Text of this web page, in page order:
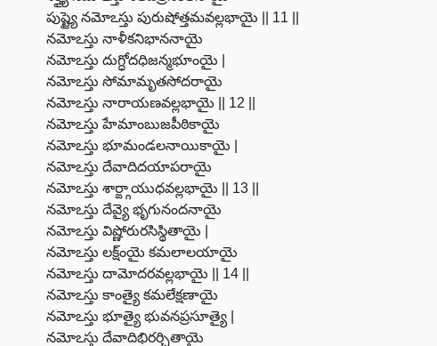
పుష్ట్యై నమోఽస్తు పురుషోత్తమవల్లభాయై || 11 ||
నమోఽస్తు నాళీకనిభాననాయై
నమోఽస్తు దుగ్ధోదధిజన్మభూంయై |
నమోఽస్తు సోమామృతసోదరాయై
నమోఽస్తు నారాయణవల్లభాయై || 12 ||
నమోఽస్తు హేమాంబుజపీఠికాయై
నమోఽస్తు భూమండలనాయికాయై |
నమోఽస్తు దేవాదిదయాపరాయై
నమోఽస్తు శార్ఙ్గాయుధవల్లభాయై || 13 ||
నమోఽస్తు దేవ్యై భృగునందనాయై
నమోఽస్తు విష్ణోరురసిస్థితాయై |
నమోఽస్తు లక్ష్ంయై కమలాలయాయై
నమోఽస్తు దామోదరవల్లభాయై || 14 ||
నమోఽస్తు కాంత్యై కమలేక్షణాయై
నమోఽస్తు భూత్యై భువనప్రసూత్యై |
నమోఽస్తు దేవాదిభిరర్చితాయై